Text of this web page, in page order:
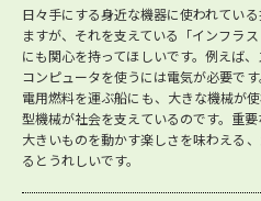
日々手にする身近な機器に使われてい
ますが、それを支えている「インフラ
にも関心を持ってほしいです。例えば
コンピュータを使うには電気が必要で
電用燃料を運ぶ船にも、大きな機械が
型機械が社会を支えているのです。重
大きいものを動かす楽しさを味わえる
るとうれしいです。